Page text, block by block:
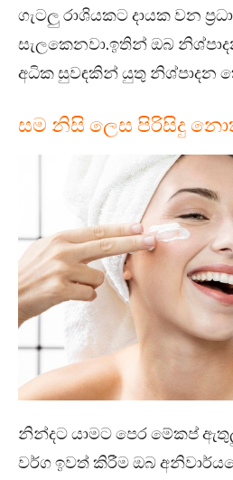
ගැටලු රාශියකට දායක වන
සැලකෙනවා.ඉතින් ඔබ
අධික සුවඳකින් යුතු නිශ්පාදන
සම නිසි ලෙස පිරිසිදු
නින්දට යාමට පෙර මේකප්
වර්ග ඉවත් කිරීම ඔබ